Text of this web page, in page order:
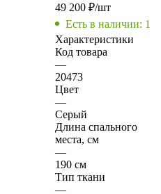
49 200 ₽/шт
Есть в наличии: 1
Характеристики
Код товара
—
20473
Цвет
—
Серый
Длина спального
места, см
—
190 см
Тип ткани
—